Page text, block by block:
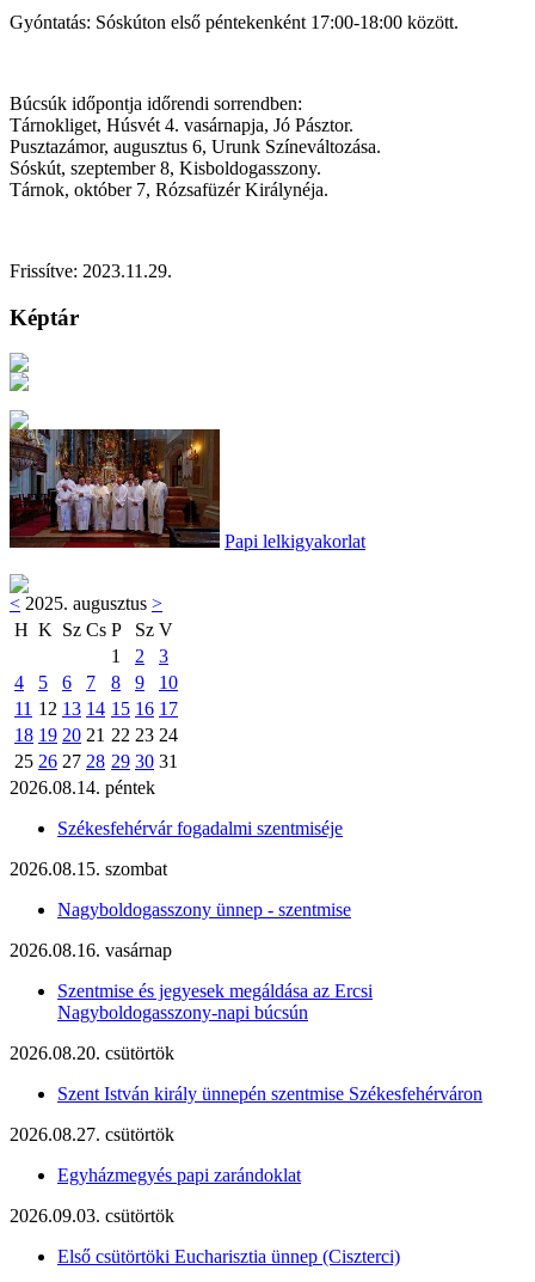
Gyóntatás: Sóskúton első péntekenként 17:00-18:00 között.
Búcsúk időpontja időrendi sorrendben:
Tárnokliget, Húsvét 4. vasárnapja, Jó Pásztor.
Pusztazámor, augusztus 6, Urunk Színeváltozása.
Sóskút, szeptember 8, Kisboldogasszony.
Tárnok, október 7, Rózsafüzér Királynéja.
Frissítve: 2023.11.29.
Képtár
Papi lelkigyakorlat
< 2025. augusztus >
H K Sz Cs P Sz V
1
2
3
4
5 6 7 8 9
10
11 12 13 14 15 16 17
18 19 20 21 22 23 24
25 26 27 28 29 30 31
2026.08.14. péntek
Székesfehérvár fogadalmi szentmiséje
2026.08.15. szombat
Nagyboldogasszony ünnep - szentmise
2026.08.16. vasárnap
Szentmise és jegyesek megáldása az Ercsi
Nagyboldogasszony-napi búcsún
2026.08.20. csütörtök
Szent István király ünnepén szentmise Székesfehérváron
2026.08.27. csütörtök
Egyházmegyés papi zarándoklat
2026.09.03. csütörtök
Első csütörtöki Eucharisztia ünnep (Ciszterci)